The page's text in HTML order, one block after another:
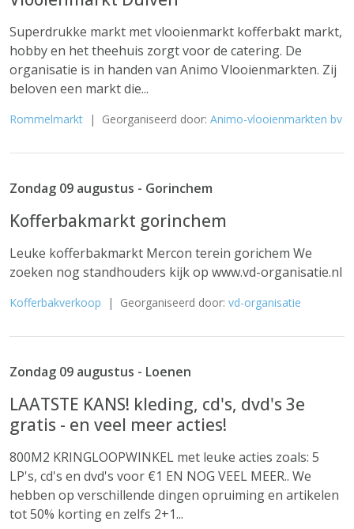
Superdrukke markt met vlooienmarkt kofferbakt markt,
hobby en het theehuis zorgt voor de catering. De
organisatie is in handen van Animo Vlooienmarkten. Zij
beloven een markt die...
Rommelmarkt | Georganiseerd door: Animo-vlooienmarkten bv
Zondag 09 augustus - Gorinchem
Kofferbakmarkt gorinchem
Leuke kofferbakmarkt Mercon terein gorichem We
zoeken nog standhouders kijk op www.vd-organisatie.nl
Kofferbakverkoop | Georganiseerd door: vd-organisatie
Zondag 09 augustus - Loenen
LAATSTE KANS! kleding, cd's, dvd's 3e
gratis - en veel meer acties!
800M2 KRINGLOOPWINKEL met leuke acties zoals: 5
LP's, cd's en dvd's voor €1 EN NOG VEEL MEER.. We
hebben op verschillende dingen opruiming en artikelen
tot 50% korting en zelfs 2+1...